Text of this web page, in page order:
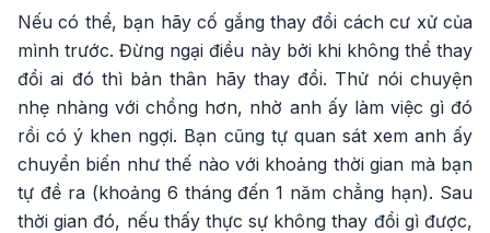
Nếu có thể, bạn hãy cố gắng thay đổi cách cư xử của
mình trước. Đừng ngại điều này bởi khi không thể thay
đổi ai đó thì bản thân hãy thay đổi. Thử nói chuyện
nhẹ nhàng với chồng hơn, nhờ anh ấy làm việc gì đó
rồi có ý khen ngợi. Bạn cũng tự quan sát xem anh ấy
chuyển biến như thế nào với khoảng thời gian mà bạn
tự đề ra (khoảng 6 tháng đến 1 năm chẳng hạn). Sau
thời gian đó, nếu thấy thực sự không thay đổi gì được,